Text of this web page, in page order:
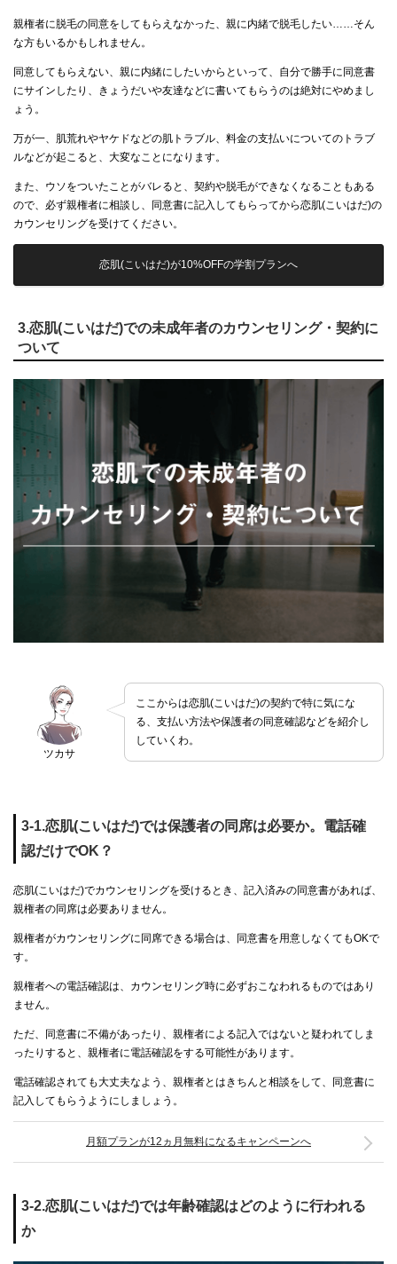
親権者に脱毛の同意をしてもらえなかった、親に内緒で脱毛したい……そん
な方もいるかもしれません。
同意してもらえない、親に内緒にしたいからといって、自分で勝手に同意書
にサインしたり、きょうだいや友達などに書いてもらうのは絶対にやめまし
ょう。
万が一、肌荒れやヤケドなどの肌トラブル、料金の支払いについてのトラブ
ルなどが起こると、大変なことになります。
また、ウソをついたことがバレると、契約や脱毛ができなくなることもある
ので、必ず親権者に相談し、同意書に記入してもらってから恋肌(こいはだ)の
カウンセリングを受けてください。
恋肌(こいはだ)が10%OFFの学割プランへ
3.恋肌(こいはだ)での未成年者のカウンセリング・契約に
ついて
ツカサ
ここからは恋肌(こいはだ)の契約で特に気にな
る、支払い方法や保護者の同意確認などを紹介し
していくわ。
3-1.恋肌(こいはだ)では保護者の同席は必要か。電話確
認だけでOK？
恋肌(こいはだ)でカウンセリングを受けるとき、記入済みの同意書があれば、
親権者の同席は必要ありません。
親権者がカウンセリングに同席できる場合は、同意書を用意しなくてもOKで
す。
親権者への電話確認は、カウンセリング時に必ずおこなわれるものではあり
ません。
ただ、同意書に不備があったり、親権者による記入ではないと疑われてしま
ったりすると、親権者に電話確認をする可能性があります。
電話確認されても大丈夫なよう、親権者とはきちんと相談をして、同意書に
記入してもらうようにしましょう。
月額プランが12ヵ月無料になるキャンペーンへ
3-2.恋肌(こいはだ)では年齢確認はどのように行われる
か